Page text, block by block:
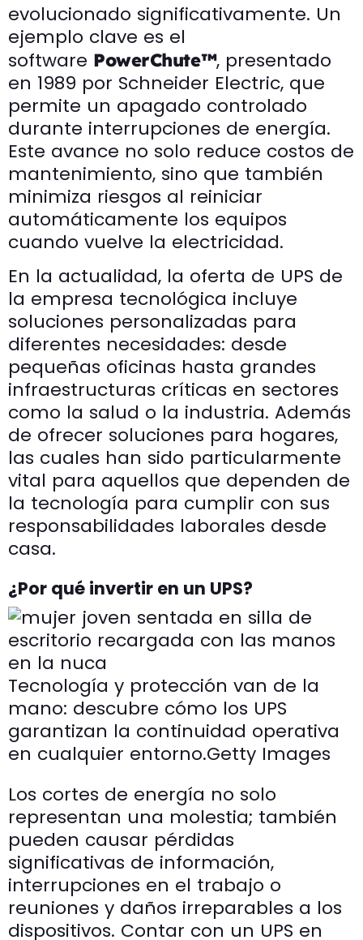
evolucionado significativamente. Un
ejemplo clave es el
software PowerChute™, presentado
en 1989 por Schneider Electric, que
permite un apagado controlado
durante interrupciones de energía.
Este avance no solo reduce costos de
mantenimiento, sino que también
minimiza riesgos al reiniciar
automáticamente los equipos
cuando vuelve la electricidad.
En la actualidad, la oferta de UPS de
la empresa tecnológica incluye
soluciones personalizadas para
diferentes necesidades: desde
pequeñas oficinas hasta grandes
infraestructuras críticas en sectores
como la salud o la industria. Además
de ofrecer soluciones para hogares,
las cuales han sido particularmente
vital para aquellos que dependen de
la tecnología para cumplir con sus
responsabilidades laborales desde
casa.
¿Por qué invertir en un UPS?
Tecnología y protección van de la
mano: descubre cómo los UPS
garantizan la continuidad operativa
en cualquier entorno.Getty Images
Los cortes de energía no solo
representan una molestia; también
pueden causar pérdidas
significativas de información,
interrupciones en el trabajo o
reuniones y daños irreparables a los
dispositivos. Contar con un UPS en